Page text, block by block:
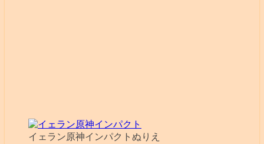
イェラン原神インパクトぬりえ